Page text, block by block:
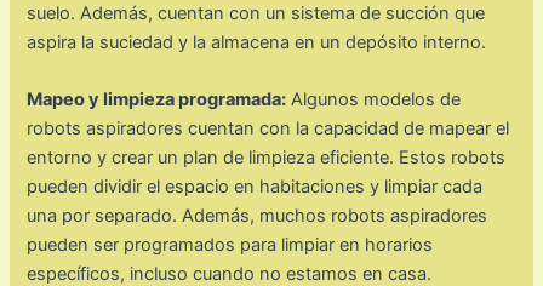
suelo. Además, cuentan con un sistema de succión que
aspira la suciedad y la almacena en un depósito interno.
Mapeo y limpieza programada: Algunos modelos de
robots aspiradores cuentan con la capacidad de mapear el
entorno y crear un plan de limpieza eficiente. Estos robots
pueden dividir el espacio en habitaciones y limpiar cada
una por separado. Además, muchos robots aspiradores
pueden ser programados para limpiar en horarios
específicos, incluso cuando no estamos en casa.